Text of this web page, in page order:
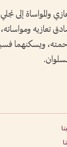
والمواساة إلى
ومواساته،
ويسكنهما